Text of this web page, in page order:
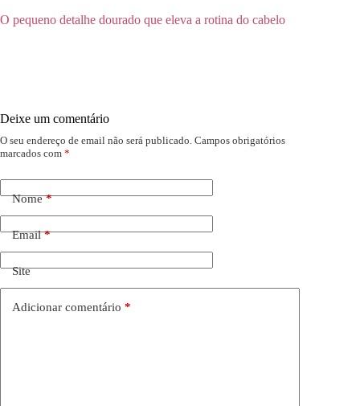
O pequeno detalhe dourado que eleva a rotina do cabelo
Deixe um comentário
O seu endereço de email não será publicado. Campos obrigatórios
marcados com *
Nome*
Email*
Site
Adicionar comentário *